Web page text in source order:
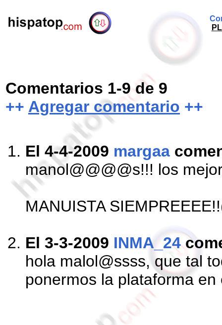
Comentarios 1-9 de 9
++ Agregar comentario ++
El 4-4-2009 margaa
manol@@@@s!!! los
MANUISTA
El 3-3-2009 INMA_24
hola malol@ssss, que tal
ponermos la plataforma